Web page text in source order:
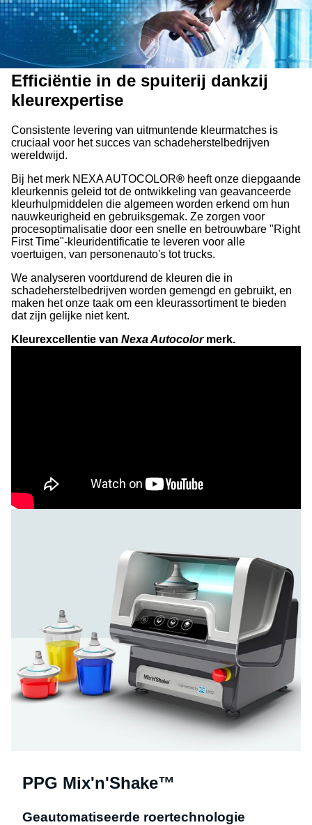
Efficiëntie in de spuiterij dankzij
kleurexpertise
Consistente levering van uitmuntende kleurmatches is
cruciaal voor het succes van schadeherstelbedrijven
wereldwijd.
Bij het merk NEXA AUTOCOLOR® heeft onze diepgaande
kleurkennis geleid tot de ontwikkeling van geavanceerde
kleurhulpmiddelen die algemeen worden erkend om hun
nauwkeurigheid en gebruiksgemak. Ze zorgen voor
procesoptimalisatie door een snelle en betrouwbare "Right
First Time"-kleuridentificatie te leveren voor alle
voertuigen, van personenauto's tot trucks.
We analyseren voortdurend de kleuren die in
schadeherstelbedrijven worden gemengd en gebruikt, en
maken het onze taak om een kleurassortiment te bieden
dat zijn gelijke niet kent.
Kleurexcellentie van Nexa Autocolormerk.
PPG Mix'n'Shake™
Geautomatiseerde roertechnologie